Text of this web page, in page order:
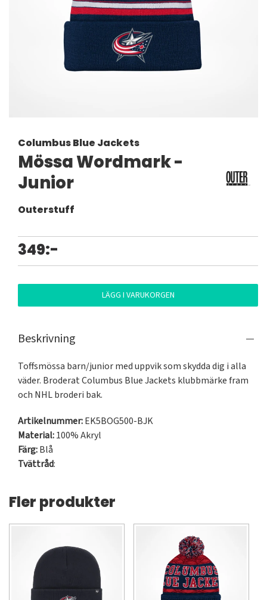
Columbus Blue Jackets
Mössa Wordmark -
Junior
Outerstuff
349:-
LÄGG I VARUKORGEN
Beskrivning
Toffsmössa barn/junior med uppvik som skydda dig i alla
väder. Broderat Columbus Blue Jackets klubbmärke fram
och NHL broderi bak.
Artikelnummer:EK5BOG500-BJK
Material:100% Akryl
Färg:Blå
Tvättråd:
Fler produkter